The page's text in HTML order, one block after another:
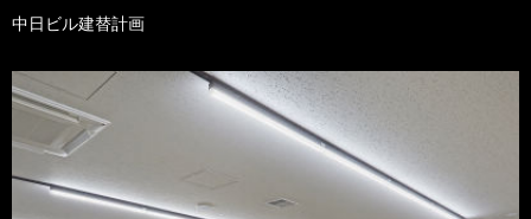
中日ビル建替計画